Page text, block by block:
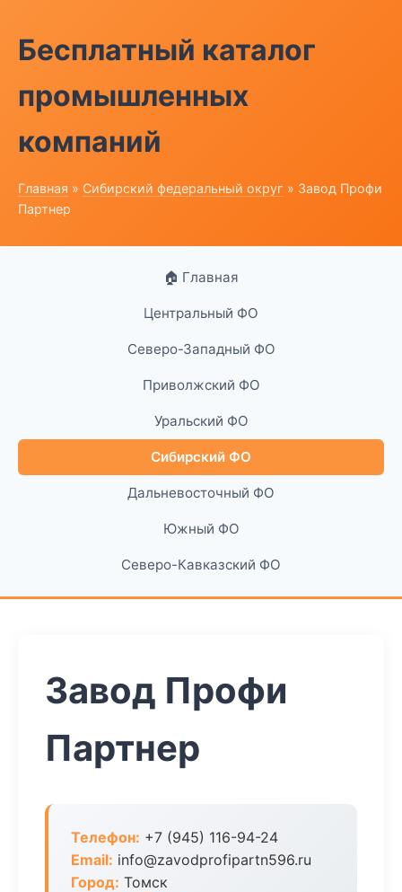
Бесплатный каталог
промышленных
компаний
Главная » Сибирский федеральный округ » Завод Профи
Партнер
🏠 Главная
Центральный ФО
Северо-Западный ФО
Приволжский ФО
Уральский ФО
Сибирский ФО
Дальневосточный ФО
Южный ФО
Северо-Кавказский ФО
Завод Профи
Партнер
Телефон: +7 (945) 116-94-24
Email: info@zavodprofipartn596.ru
Город: Томск